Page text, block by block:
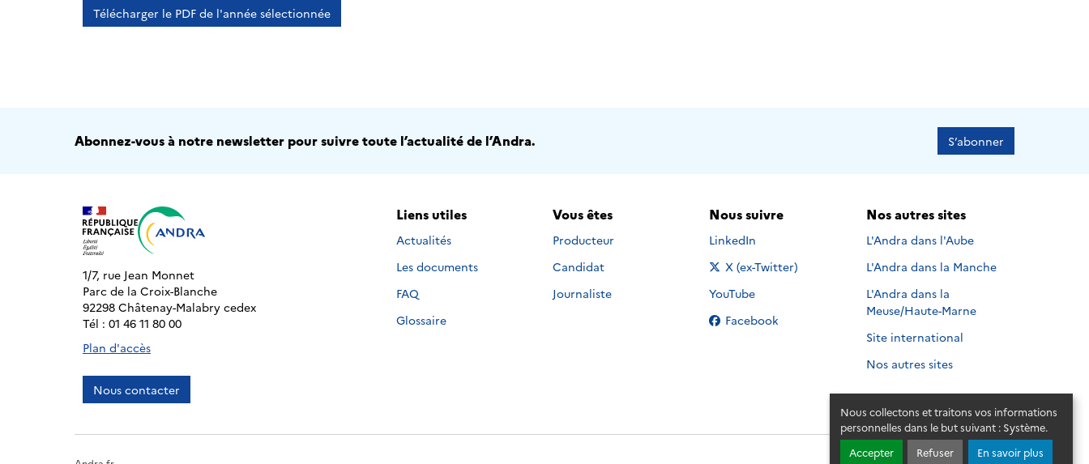
Nous collectons et traitons vos informations
personnelles dans le but suivant : Système.
Accepter
Refuser En savoir plus
Télécharger le PDF de l'année sélectionnée
Abonnez-vous à notre newsletter pour suivre toute l’actualité de l’Andra. S’abonner
1/7, rue Jean Monnet
Parc de la Croix-Blanche
92298 Châtenay-Malabry cedex
Tél : 01 46 11 80 00
Plan d'accès
Nous contacter
Liens utiles
Actualités
Les documents
FAQ
Glossaire
Vous êtes
Producteur
Candidat
Journaliste
Nous suivre
Nous suivre sur
LinkedIn
Nous suivre sur
X (ex-Twitter)
Nous suivre sur
YouTube
Nous suivre sur
Facebook
Nos autres sites
L'Andra dans l'Aube
L'Andra dans la Manche
L'Andra dans la
Meuse/Haute-Marne
Site international
Nos autres sites